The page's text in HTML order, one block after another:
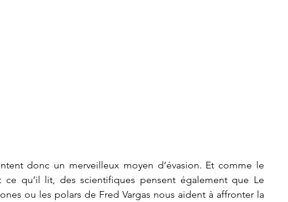
donc un merveilleux moyen d’évasion. Et comme le
ce qu’il lit, des scientifiques pensent également que Le
ou les polars de Fred Vargas nous aident à affronter la